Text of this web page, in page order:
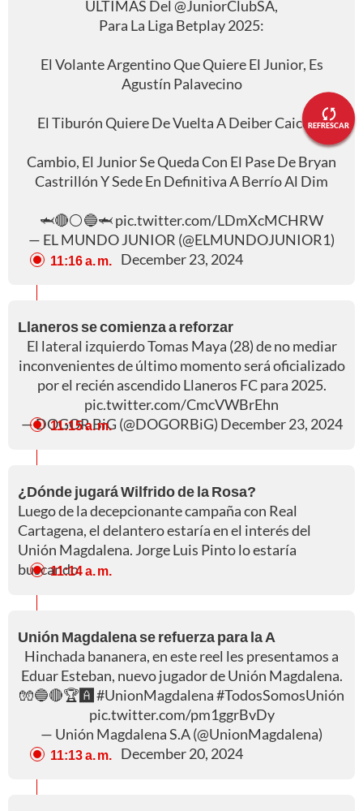
REFRESCAR
ULTIMAS Del @JuniorClubSA,
Para La Liga Betplay 2025:
El Volante Argentino Que Quiere El Junior, Es
Agustín Palavecino
El Tiburón Quiere De Vuelta A Deiber Caicedo
Cambio, El Junior Se Queda Con El Pase De Bryan
Castrillón Y Sede En Definitiva A Berrío Al Dim
🦈🔴⚪🔵🦈pic.twitter.com/LDmXcMCHRW
— EL MUNDO JUNIOR (@ELMUNDOJUNIOR1)
December 23, 2024
11:16 a. m.
Llaneros se comienza a reforzar
El lateral izquierdo Tomas Maya (28) de no mediar
inconvenientes de último momento será oficializado
por el recién ascendido Llaneros FC para 2025.
pic.twitter.com/CmcVWBrEhn
— DOGOR BiG (@DOGORBiG) December 23, 2024
11:15 a. m.
¿Dónde jugará Wilfrido de la Rosa?
Luego de la decepcionante campaña con Real
Cartagena, el delantero estaría en el interés del
Unión Magdalena. Jorge Luis Pinto lo estaría
buscando.11:14 a. m.
Unión Magdalena se refuerza para la A
Hinchada bananera, en este reel les presentamos a
Eduar Esteban, nuevo jugador de Unión Magdalena.
🧤🔵🔴🏆🅰️ #UnionMagdalena#TodosSomosUnión
pic.twitter.com/pm1ggrBvDy
— Unión Magdalena S.A (@UnionMagdalena)
December 20, 2024
11:13 a. m.